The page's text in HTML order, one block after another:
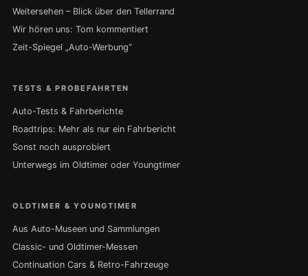
Weitersehen – Blick über den Tellerrand
Wir hören uns: Tom kommentiert
Zeit-Spiegel „Auto-Werbung“
TESTS & PROBEFAHRTEN
Auto-Tests & Fahrberichte
Roadtrips: Mehr als nur ein Fahrbericht
Sonst noch ausprobiert
Unterwegs im Oldtimer oder Youngtimer
OLDTIMER & YOUNGTIMER
Aus Auto-Museen und Sammlungen
Classic- und Oldtimer-Messen
Continuation Cars & Retro-Fahrzeuge